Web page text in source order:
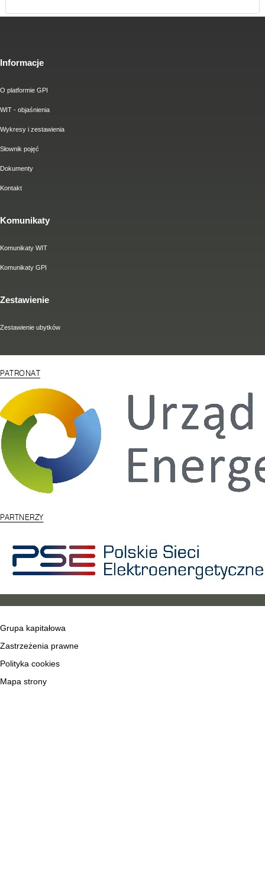
Informacje
O platformie GPI
WIT - objaśnienia
Wykresy i zestawienia
Słownik pojęć
Dokumenty
Kontakt
Komunikaty
Komunikaty WIT
Komunikaty GPI
Zestawienie
Zestawienie ubytków
PATRONAT
PARTNERZY
Grupa kapitałowa
Zastrzeżenia prawne
Polityka cookies
Mapa strony